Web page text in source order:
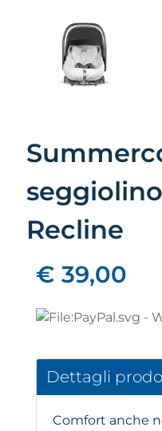
Recline
€ 39,00
Dettagli
Comfort anche